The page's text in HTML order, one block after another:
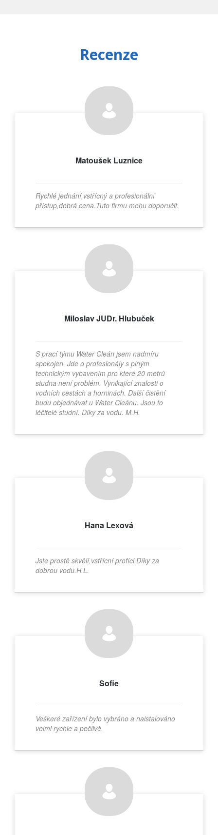
Recenze
Matoušek Luznice
Rychlé jednání,vstřícný a profesionální
přístup,dobrá cena.Tuto firmu mohu doporučit.
Miloslav JUDr. Hlubuček
S prací týmu Water Cleán jsem nadmíru
spokojen. Jde o profesionály s plným
technickým vybavením pro které 20 metrů
studna není problém. Vynikající znalosti o
vodních cestách a horninách. Další čistění
budu objednávat u Water Cleánu. Jsou to
léčitelé studní. Díky za vodu. M.H.
Hana Lexová
Jste prostě skvělí,vstřícní profíci.Díky za
dobrou vodu.H.L.
Sofie
Veškeré zařízení bylo vybráno a naistalováno
velmi rychle a pečlivě.